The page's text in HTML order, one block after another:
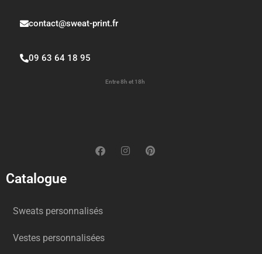
contact@sweat-print.fr
09 63 64 18 95
Entre 8h et 18h
Catalogue
Sweats personnalisés
Vestes personnalisées